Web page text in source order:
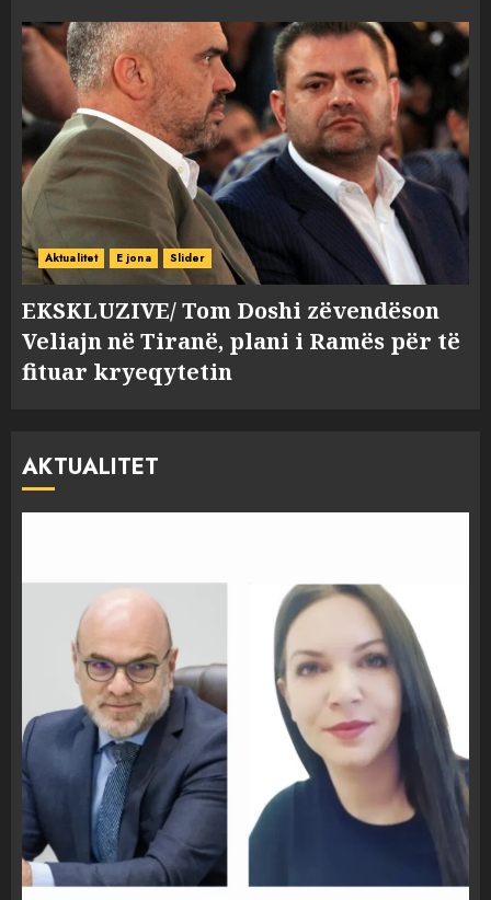
Aktualitet E jona Slider
EKSKLUZIVE/ Tom Doshi zëvendëson
Veliajn në Tiranë, plani i Ramës për të
fituar kryeqytetin
AKTUALITET